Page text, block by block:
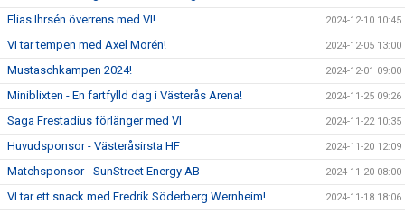
Elias Ihrsén överrens med VI! 2024-12-10 10:45
VI tar tempen med Axel Morén! 2024-12-05 13:00
Mustaschkampen 2024! 2024-12-01 09:00
Miniblixten - En fartfylld dag i Västerås Arena! 2024-11-25 09:26
Saga Frestadius förlänger med VI 2024-11-22 10:35
Huvudsponsor - Västeråsirsta HF 2024-11-20 12:09
Matchsponsor - SunStreet Energy AB 2024-11-20 08:00
VI tar ett snack med Fredrik Söderberg Wernheim! 2024-11-18 18:06